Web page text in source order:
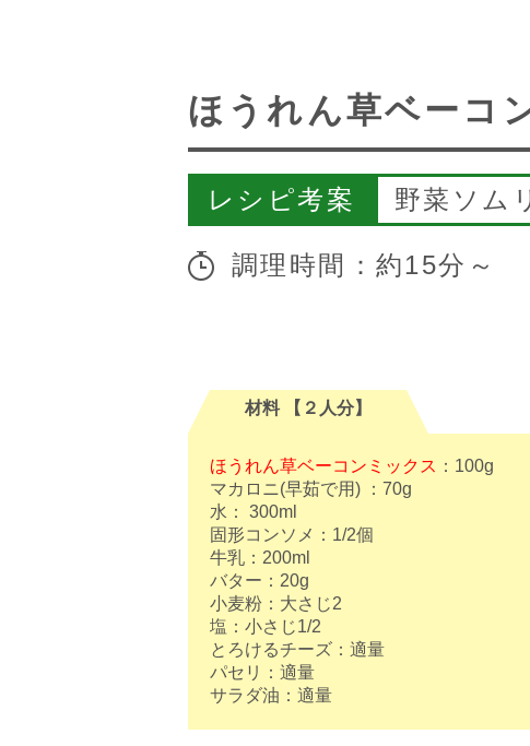
ほうれん草ベーコ
レシピ考案 野菜ソ
調理時間：約15分～
材料 【２人分】
ほうれん草ベーコンミックス ：100g
マカロニ(早茹で用) ：70g
水： 300ml
固形コンソメ：1/2個
牛乳：200ml
バター：20g
小麦粉：大さじ2
塩：小さじ1/2
とろけるチーズ：適量
パセリ：適量
サラダ油：適量